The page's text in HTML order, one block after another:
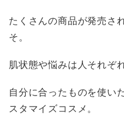
たくさんの商品が発売さ
そ。
肌状態や悩みは人それぞ
自分に合ったものを使い
スタマイズコスメ。